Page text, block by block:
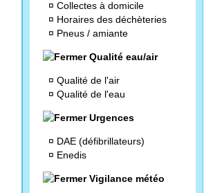
¤ Collectes à domicile
¤ Horaires des déchèteries
¤ Pneus / amiante
Qualité eau/air
¤ Qualité de l'air
¤ Qualité de l'eau
Urgences
¤ DAE (défibrillateurs)
¤ Enedis
Vigilance météo